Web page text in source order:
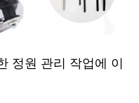
정원 관리 작업에 이